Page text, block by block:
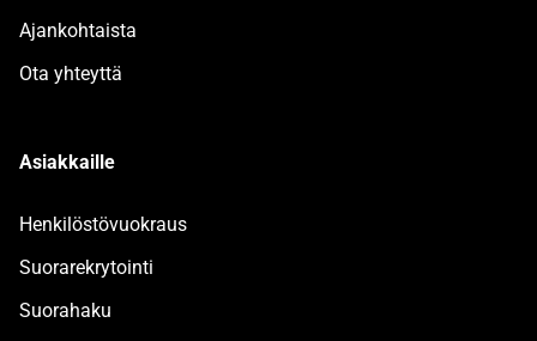
Ajankohtaista
Ota yhteyttä
Asiakkaille
Henkilöstövuokraus
Suorarekrytointi
Suorahaku